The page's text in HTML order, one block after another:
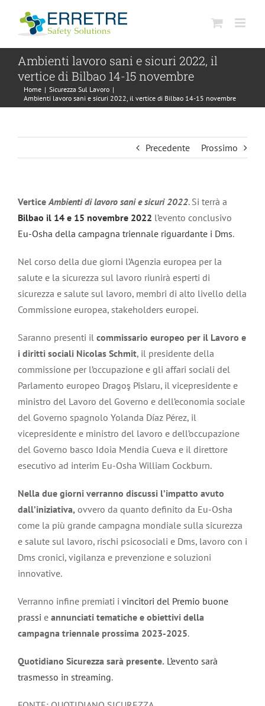
contenuto
Ambienti lavoro sani e sicuri 2022, il
vertice di Bilbao 14-15 novembre
Home | Sicurezza Sul Lavoro |
Ambienti lavoro sani e sicuri 2022, il vertice di Bilbao 14-15 novembre
Precedente Prossimo
VerticeAmbienti di lavoro sani e sicuri 2022. Si terrà a
Bilbao il 14 e 15 novembre 2022 l’evento conclusivo
Eu-Osha della campagna triennale riguardante i Dms.
Nel corso della due giorni l’Agenzia europea per la
salute e la sicurezza sul lavoro riunirà esperti di
sicurezza e salute sul lavoro, membri di alto livello della
Commissione europea, stakeholders europei.
Saranno presenti il commissario europeo per il Lavoro e
i diritti sociali Nicolas Schmit, il presidente della
commissione per l’occupazione e gli affari sociali del
Parlamento europeo Dragoş Pîslaru, il vicepresidente e
ministro del Lavoro del Governo e dell’economia sociale
del Governo spagnolo Yolanda Díaz Pérez, il
vicepresidente e ministro del lavoro e dell’occupazione
del Governo basco Idoia Mendia Cueva e il direttore
esecutivo ad interim Eu-Osha William Cockburn.
Nella due giorni verranno discussi l’impatto avuto
dall’iniziativa, ovvero da quanto definito da Eu-Osha
come la più grande campagna mondiale sulla sicurezza
e salute sul lavoro, rischi psicosociali e Dms, lavoro con i
Dms cronici, vigilanza e prevenzione e soluzioni
innovative.
Verranno infine premiati i vincitori del Premio buone
prassi e annunciati tematiche e obiettivi della
campagna triennale prossima 2023-2025.
Quotidiano Sicurezza sarà presente. L’evento sarà
trasmesso in streaming.